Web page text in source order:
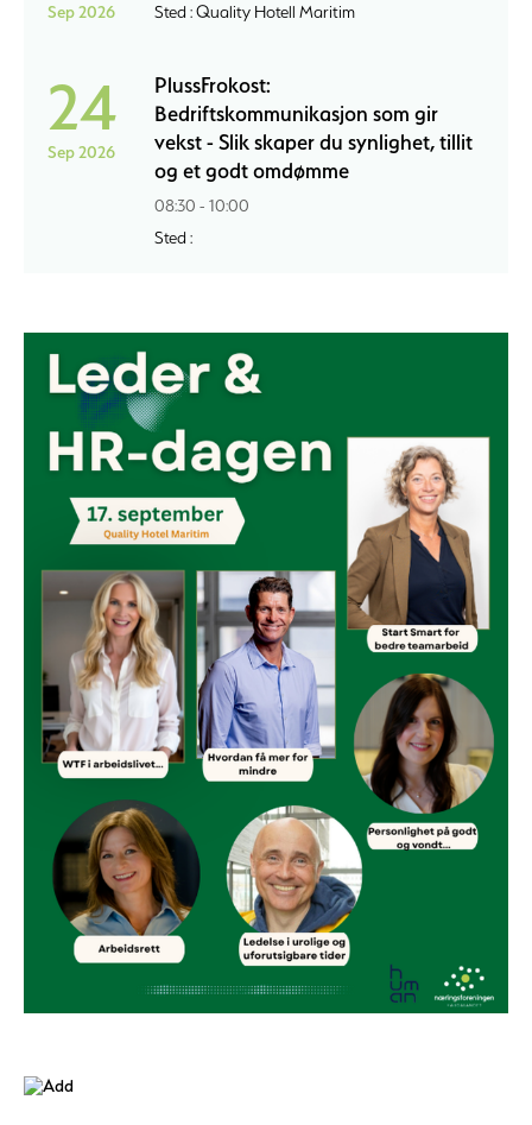
Sep 2026 Sted : Quality Hotell Maritim
24
Sep 2026
PlussFrokost:
Bedriftskommunikasjon som gir
vekst - Slik skaper du synlighet, tillit
og et godt omdømme
08:30 - 10:00
Sted :